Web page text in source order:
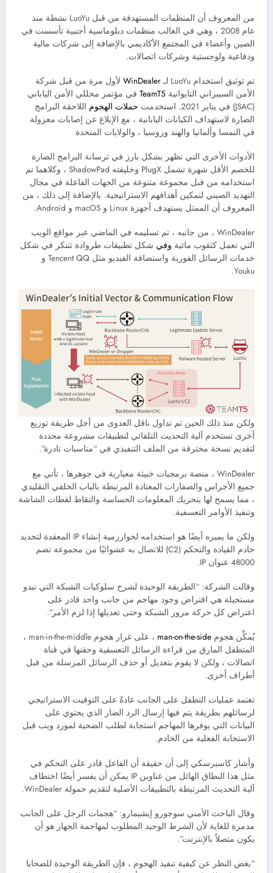
من المعروف أن المنظمات المستهدفة من قبل LuoYu نشطة منذ
عام 2008 ، وهي في الغالب منظمات دبلوماسية أجنبية تأسست في
الصين وأعضاء في المجتمع الأكاديمي بالإضافة إلى شركات مالية
ودفاعية ولوجستية وشركات اتصالات.
تم توثيق استخدام LuoYu لـ WinDealer لأول مرة من قبل شركة
الأمن السيبراني التايوانية TeamT5 في مؤتمر محللي الأمن الياباني
(JSAC) في يناير 2021. استخدمت
حملات الهجوم اللاحقة البرامج
الضارة لاستهداف الكيانات اليابانية ، مع الإبلاغ عن إصابات معزولة
في النمسا وألمانيا والهند وروسيا ، والولايات المتحدة
الأدوات الأخرى التي تظهر بشكل بارز في ترسانة البرامج الضارة
للخصم الأقل شهرة تشمل PlugX وخليفته ShadowPad ، وكلاهما تم
استخدامه من قبل مجموعة متنوعة من الجهات الفاعلة في مجال
التهديد الصيني لتمكين أهدافهم الاستراتيجية. بالإضافة إلى ذلك ، من
المعروف أن الممثل يستهدف أجهزة Linux و macOS و Android.
WinDealer ، من جانبه ، تم تسليمه في الماضي عبر مواقع الويب
التي تعمل كثقوب مائية وفي شكل تطبيقات طروادة تتنكر في شكل
خدمات الرسائل الفورية واستضافة الفيديو مثل Tencent QQ و
Youku.
ولكن منذ ذلك الحين تم تداول ناقل العدوى من أجل طريقة توزيع
أخرى تستخدم آلية التحديث التلقائي لتطبيقات مشروعة محددة
لتقديم نسخة مخترقة من الملف التنفيذي في “مناسبات نادرة”.
WinDealer ، منصة برمجيات خبيثة معيارية في جوهرها ، تأتي مع
جميع الأجراس والصفارات المعتادة المرتبطة بالباب الخلفي التقليدي
، مما يسمح لها بتحريك المعلومات الحساسة والتقاط لقطات الشاشة
وتنفيذ الأوامر التعسفية.
ولكن ما يميزه أيضًا هو استخدامه لخوارزمية إنشاء IP المعقدة لتحديد
خادم القيادة والتحكم (C2) للاتصال به عشوائيًا من مجموعة تضم
48000 عنوان IP.
وقالت الشركة: “الطريقة الوحيدة لشرح سلوكيات الشبكة التي تبدو
مستحيلة هي افتراض وجود مهاجم من جانب واحد قادر على
اعتراض كل حركة مرور الشبكة وحتى تعديلها إذا لزم الأمر”.
يُمكِّن هجوم man-on-the-side
، على غرار هجوم man-in-the-middle ،
المتطفل المارق من قراءة الرسائل التعسفية وحقنها في قناة
اتصالات ، ولكن لا يقوم بتعديل أو حذف الرسائل المرسلة من قبل
أطراف أخرى.
تعتمد عمليات التطفل على الجانب عادةً على التوقيت الاستراتيجي
لرسائلهم بطريقة يتم فيها إرسال الرد الضار الذي يحتوي على
البيانات التي يوفرها المهاجم استجابة لطلب الضحية لمورد ويب قبل
الاستجابة الفعلية من الخادم.
وأشار كاسبرسكي إلى أن حقيقة أن الفاعل قادر على التحكم في
مثل هذا النطاق الهائل من عناوين IP يمكن أن يفسر أيضًا اختطاف
آلية التحديث المرتبطة بالتطبيقات الأصلية لتقديم حمولة WinDealer.
وقال الباحث الأمني ​​سوجورو إيشيمارو: “هجمات الرجل على الجانب
مدمرة للغاية لأن الشرط الوحيد المطلوب لمهاجمة الجهاز هو أن
يكون متصلاً بالإنترنت”.
“بغض النظر عن كيفية تنفيذ الهجوم ، فإن الطريقة الوحيدة للضحايا